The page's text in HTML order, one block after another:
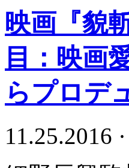
映画『貌
目：映画
らプロデ
11.25.2016 ·